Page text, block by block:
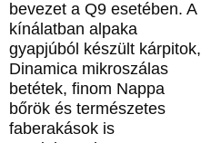
bevezet a Q9 esetében. A
kínálatban alpaka
gyapjúból készült kárpitok,
Dinamica mikroszálas
betétek, finom Nappa
bőrök és természetes
faberakások is